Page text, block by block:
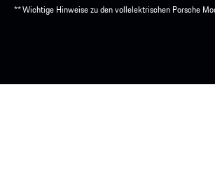
** Wichtige Hinweise zu den vollelektrischen Porsche